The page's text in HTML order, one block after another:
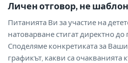
Личен отговор, не шаблон
Питанията Ви за участие на
натоварване стигат директно
Споделяме конкретиката за
графикът, какви са очакванията